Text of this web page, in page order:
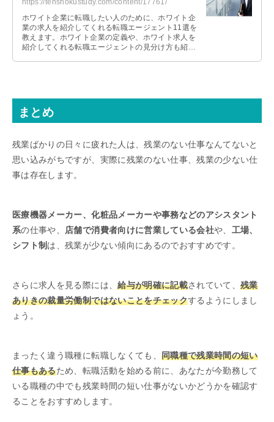
https://tenshokustudy.com/content/17761/
ホワイト企業に転職したい人のために、ホワイト企
業の求人を紹介してくれる転職エージェント11選を
教えます。ホワイト企業の定義や、ホワイト求人を
紹介してくれる転職エージェントの見分け方も紹介
まとめ
残業ばかりの日々に疲れた人は、残業のない仕事なんてないと
思い込みがちですが、実際に残業のない仕事、残業の少ない仕
事は存在します。
医療機器メーカー、化粧品メーカーや事務などのアシスタント
系の仕事や、 店舗で消費者向けに営業している会社や、 工場、
シフト制 は、残業が少ない傾向にあるのでおすすめです。
さらに求人を見る際には、給与が明確に記載されていて、残業
ありきの裁量労働制ではないことをチェックするようにしまし
ょう。
まったく違う職種に転職しなくても、 同職種で残業時間の短い
仕事もあるため、転職活動を始める前に、あなたが今勤務して
いる職種の中でも残業時間の短い仕事がないかどうかを確認す
ることをおすすめします。